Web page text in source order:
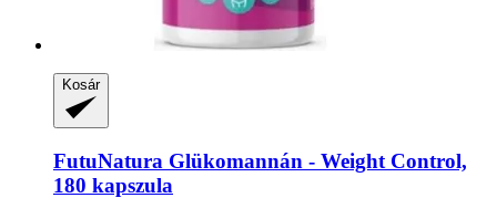
Kosár
FutuNatura Glükomannán -​ Weight Control,
180 kapszula